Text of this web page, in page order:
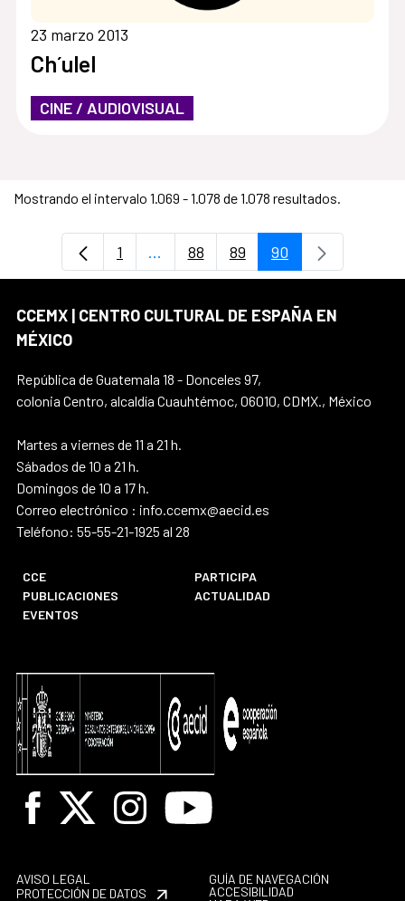
23 marzo 2013
Ch´ulel
CINE / AUDIOVISUAL
Mostrando el intervalo 1.069 - 1.078 de 1.078 resultados.
Página
1 ...Páginas intermedias Use TAB para
Página
88 Página
89 Página
90
CCEMX | CENTRO CULTURAL DE ESPAÑA EN
MÉXICO
República de Guatemala 18 - Donceles 97,
colonia Centro, alcaldía Cuauhtémoc, 06010, CDMX., México
Martes a viernes de 11 a 21 h.
Sábados de 10 a 21 h.
Domingos de 10 a 17 h.
Correo electrónico : info.ccemx@aecid.es
Teléfono: 55-55-21-1925 al 28
CCE
PARTICIPA
PUBLICACIONES
ACTUALIDAD
EVENTOS
Facebook
X InstagramYoutube
AVISO LEGAL
PROTECCIÓN DE DATOS
GUÍA DE NAVEGACIÓN
ACCESIBILIDAD